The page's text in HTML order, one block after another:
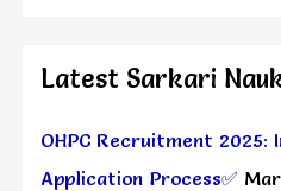
Latest Sarkari
OHPC Recruitment
Application Process✅